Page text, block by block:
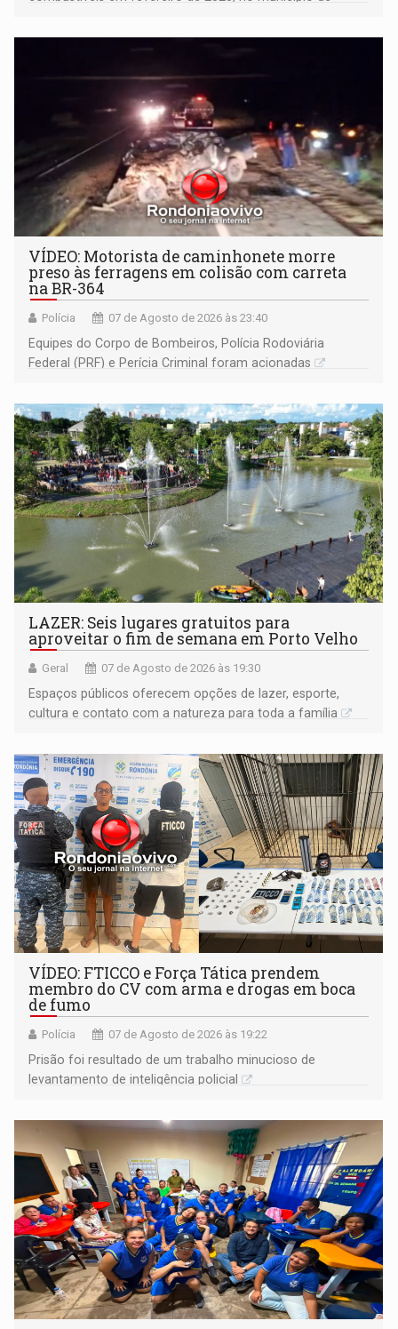
VÍDEO: Motorista de caminhonete morre
preso às ferragens em colisão com carreta
na BR-364
Polícia 07 de Agosto de 2026 às 23:40
Equipes do Corpo de Bombeiros, Polícia Rodoviária
Federal (PRF) e Perícia Criminal foram acionadas
LAZER: Seis lugares gratuitos para
aproveitar o fim de semana em Porto Velho
Geral 07 de Agosto de 2026 às 19:30
Espaços públicos oferecem opções de lazer, esporte,
cultura e contato com a natureza para toda a família
VÍDEO: FTICCO e Força Tática prendem
membro do CV com arma e drogas em boca
de fumo
Polícia 07 de Agosto de 2026 às 19:22
Prisão foi resultado de um trabalho minucioso de
levantamento de inteligência policial